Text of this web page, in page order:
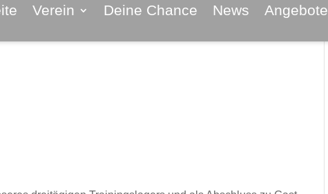
Verein Deine Chance News Angebote